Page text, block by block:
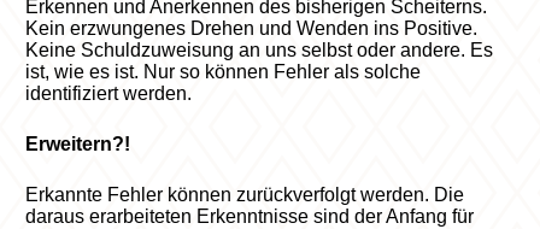
Erkennen und Anerkennen des bisherigen Scheiterns.
Kein erzwungenes Drehen und Wenden ins Positive.
Keine Schuldzuweisung an uns selbst oder andere. Es
ist, wie es ist. Nur so können Fehler als solche
identifiziert werden.
Erweitern?!
Erkannte Fehler können zurückverfolgt werden. Die
daraus erarbeiteten Erkenntnisse sind der Anfang für